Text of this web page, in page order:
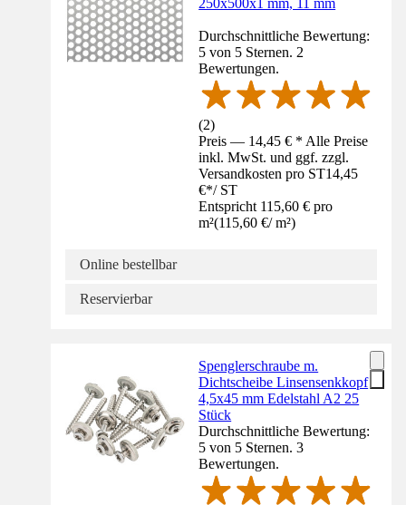
Durchschnittliche Bewertung:
5 von 5 Sternen. 2
Bewertungen.
(2)
Preis — 14,45 € * Alle Preise
inkl. MwSt. und ggf. zzgl.
Versandkosten pro ST14,45
€*/ ST
Entspricht 115,60 € pro
m²(115,60 €/ m²)
Online bestellbar
Reservierbar
Spenglerschraube m.
Dichtscheibe Linsensenkkopf
4,5x45 mm Edelstahl A2 25
Stück
Durchschnittliche Bewertung:
5 von 5 Sternen. 3
Bewertungen.